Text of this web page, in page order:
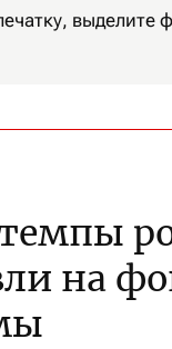
выделите
на